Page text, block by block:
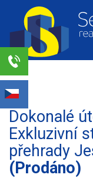
Realitní
kancelář
Sedláček
s.r.o.
Dokonalé
Exkluzivní
přehrady
(Prodáno)